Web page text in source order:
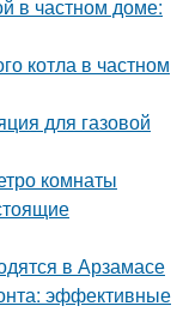
в частном доме:
котла в частном
для газовой
комнаты
в Арзамасе
эффективные